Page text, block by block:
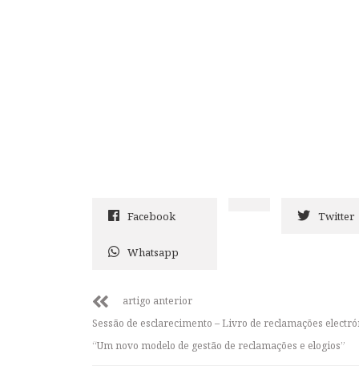
Facebook Twitter
Whatsapp
artigo anterior
Sessão de esclarecimento – Livro de reclamações
“Um novo modelo de gestão de reclamações e elogios”